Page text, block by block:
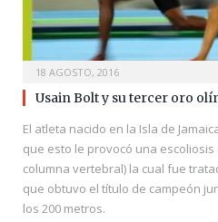
18 AGOSTO, 2016
Usain Bolt y su tercer oro
El atleta nacido en la Isla de
que esto le provocó una
columna vertebral) la cual fue
que obtuvo el título de campeón
los 200 metros.